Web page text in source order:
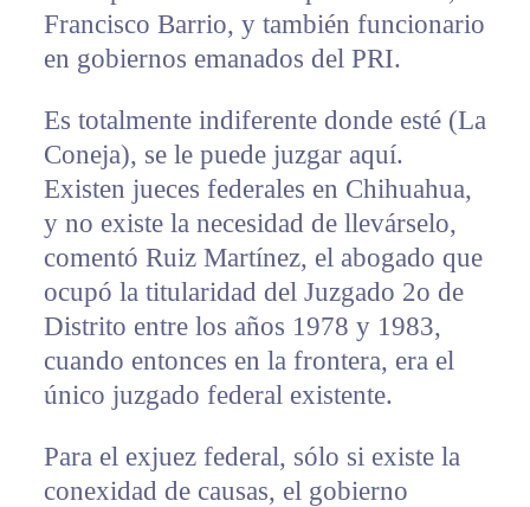
Francisco Barrio, y también funcionario
en gobiernos emanados del PRI.
Es totalmente indiferente donde esté (La
Coneja), se le puede juzgar aquí.
Existen jueces federales en Chihuahua,
y no existe la necesidad de llevárselo,
comentó Ruiz Martínez, el abogado que
ocupó la titularidad del Juzgado 2o de
Distrito entre los años 1978 y 1983,
cuando entonces en la frontera, era el
único juzgado federal existente.
Para el exjuez federal, sólo si existe la
conexidad de causas, el gobierno